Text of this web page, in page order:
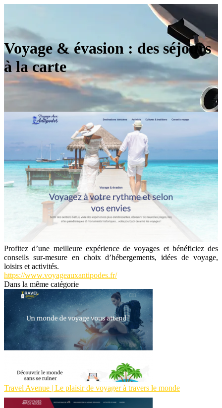
Voyage & évasion : des séjours
à la carte
Profitez d’une meilleure expérience de voyages et bénéficiez des
conseils sur-mesure en choix d’hébergements, idées de voyage,
loisirs et activités.
https://www.voyageauxantipodes.fr/
Dans la même catégorie
Travel Avenue | Le plaisir de voyager à travers le monde